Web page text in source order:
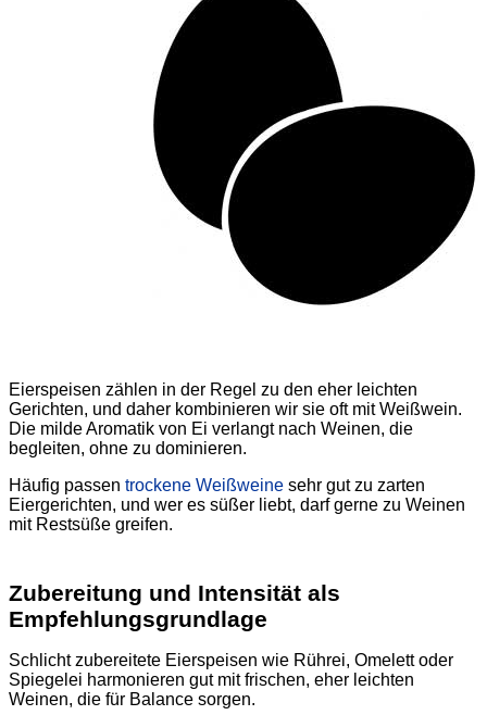
Eierspeisen zählen in der Regel zu den eher leichten
Gerichten, und daher kombinieren wir sie oft mit Weißwein.
Die milde Aromatik von Ei verlangt nach Weinen, die
begleiten, ohne zu dominieren.
Häufig passen trockene Weißweine sehr gut zu zarten
Eiergerichten, und wer es süßer liebt, darf gerne zu Weinen
mit Restsüße greifen.
Zubereitung und Intensität als
Empfehlungsgrundlage
Schlicht zubereitete Eierspeisen wie Rührei, Omelett oder
Spiegelei harmonieren gut mit frischen, eher leichten
Weinen, die für Balance sorgen.